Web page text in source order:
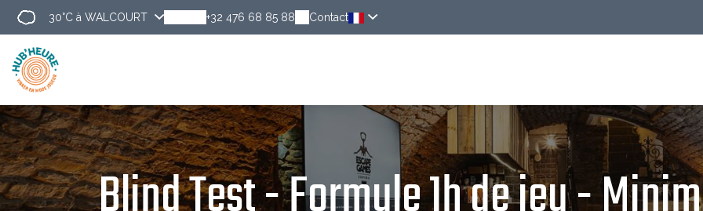
30°C à WALCOURT +32 476 68 85 88 Contact
Découvrir Activités Réserver